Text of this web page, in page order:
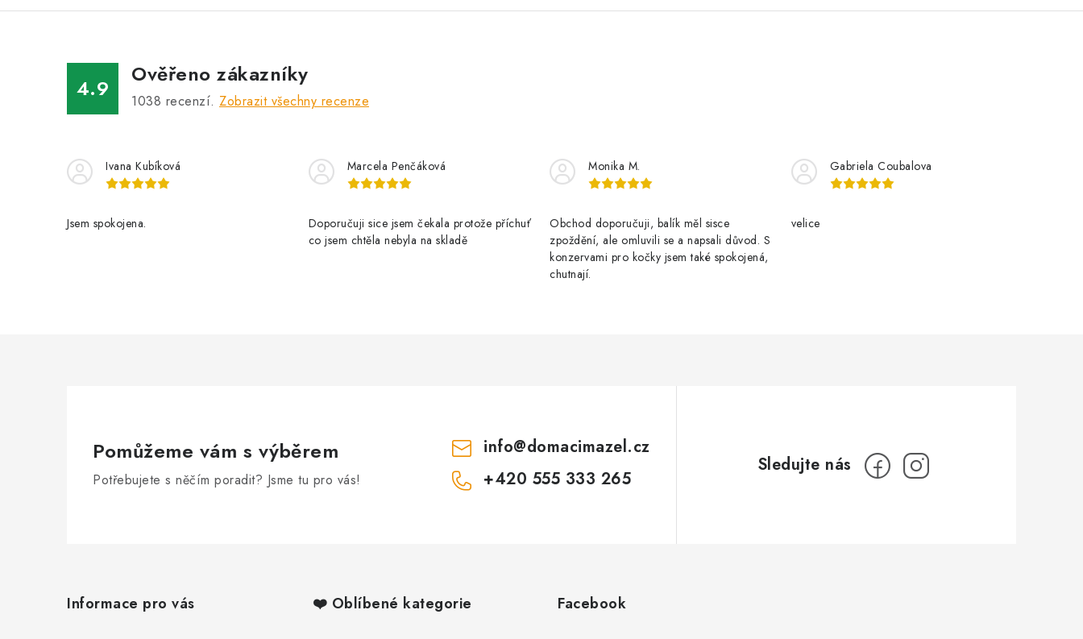
4.9
Ověřeno zákazníky
1038 recenzí. Zobrazit všechny recenze
Ivana Kubíková
Jsem spokojena.
Marcela Penčáková
Doporučuji sice jsem čekala protože příchuť
co jsem chtěla nebyla na skladě
Monika M.
Obchod doporučuji, balík měl sisce
zpoždění, ale omluvili se a napsali důvod. S
konzervami pro kočky jsem také spokojená,
chutnají.
Gabriela Coubalova
velice
Pomůžeme vám s výběrem
Potřebujete s něčím poradit? Jsme tu pro vás!
info@domacimazel.cz
+420 555 333 265
Informace pro vás ❤️ Oblíbené kategorie Facebook